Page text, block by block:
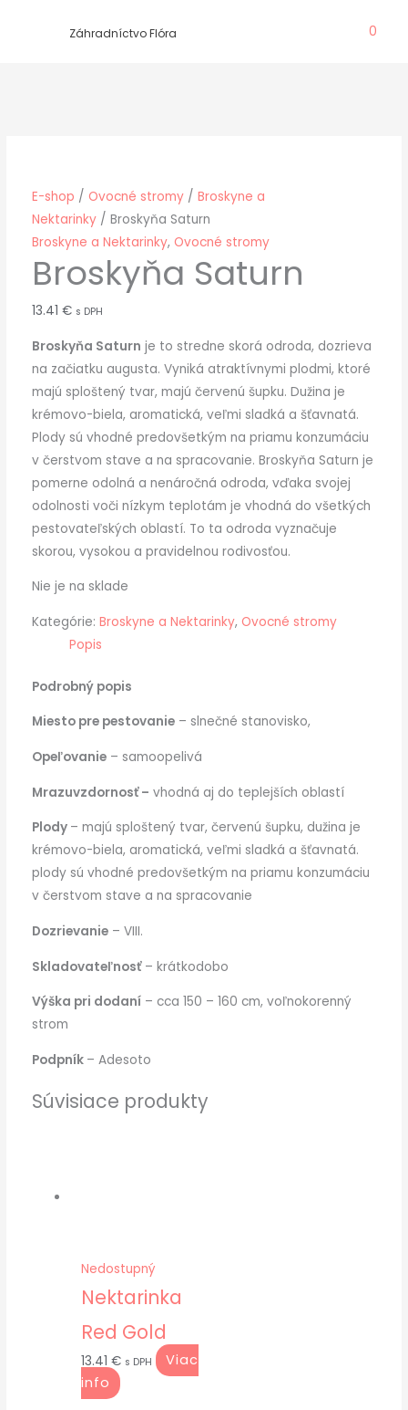
Záhradníctvo Flóra 0
E-shop / Ovocné stromy/ Broskyne a
Nektarinky/ Broskyňa Saturn
Broskyne a Nektarinky, Ovocné stromy
Broskyňa Saturn
13.41 € s DPH
Broskyňa Saturn je to stredne skorá odroda, dozrieva
na začiatku augusta. Vyniká atraktívnymi plodmi, ktoré
majú sploštený tvar, majú červenú šupku. Dužina je
krémovo-biela, aromatická, veľmi sladká a šťavnatá.
Plody sú vhodné predovšetkým na priamu konzumáciu
v čerstvom stave a na spracovanie. Broskyňa Saturn je
pomerne odolná a nenáročná odroda, vďaka svojej
odolnosti voči nízkym teplotám je vhodná do všetkých
pestovateľských oblastí. To ta odroda vyznačuje
skorou, vysokou a pravidelnou rodivosťou.
Nie je na sklade
Kategórie: Broskyne a Nektarinky, Ovocné stromy
Popis
Podrobný popis
Miesto pre pestovanie– slnečné stanovisko,
Opeľovanie– samoopelivá
Mrazuvzdornosť – vhodná aj do teplejších oblastí
Plody – majú sploštený tvar, červenú šupku, dužina je
krémovo-biela, aromatická, veľmi sladká a šťavnatá.
plody sú vhodné predovšetkým na priamu konzumáciu
v čerstvom stave a na spracovanie
Dozrievanie– VIII.
Skladovateľnosť– krátkodobo
Výška pri dodaní– cca 150 – 160 cm, voľnokorenný
strom
Podpník – Adesoto
Súvisiace produkty
Nedostupný
Nektarinka
Red Gold
13.41€ s DPH
Viac
info